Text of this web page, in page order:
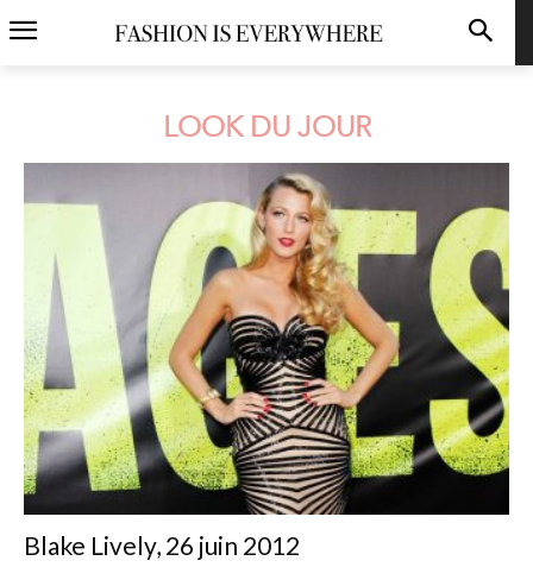
LOOK DU JOUR
Blake Lively, 26 juin 2012